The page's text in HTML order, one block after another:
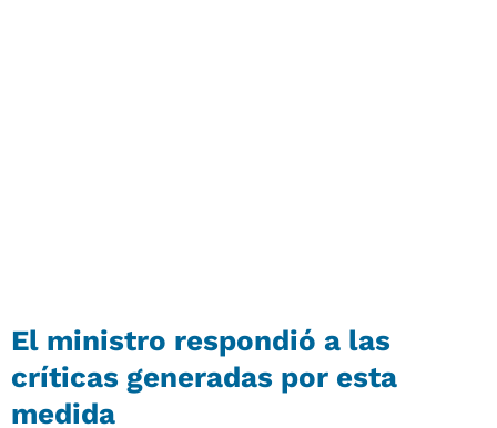
El ministro respondió a las
críticas generadas por esta
medida